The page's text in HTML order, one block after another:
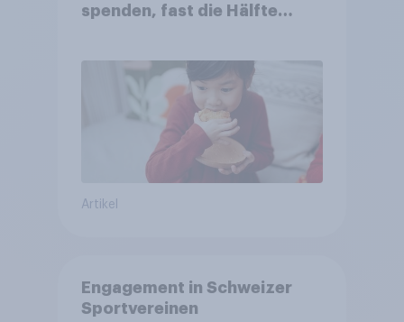
spenden, fast die Hälfte
Artikel
Engagement in Schweizer
Sportvereinen